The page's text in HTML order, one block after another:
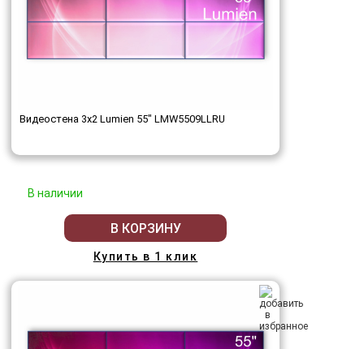
Видеостена 3x2 Lumien 55" LMW5509LLRU
В наличии
В КОРЗИНУ
Купить в 1 клик